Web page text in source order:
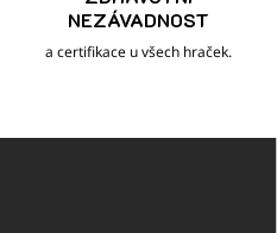
NEZÁVADNOST
a certifikace u všech hraček.